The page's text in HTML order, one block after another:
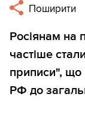
Поширити
Росіянам на
частіше
приписи", що
РФ до